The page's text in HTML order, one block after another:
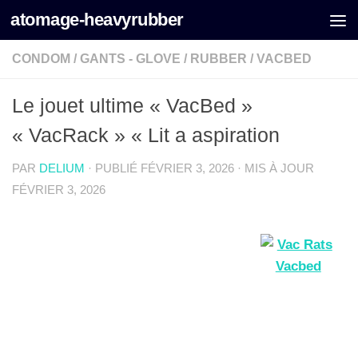
Skip to content
atomage-heavyrubber
CONDOM / GANTS - GLOVE / RUBBER / VACBED
Le jouet ultime « VacBed »
« VacRack » « Lit a aspiration
PAR DELIUM · PUBLIÉ FÉVRIER 3, 2026 · MIS À JOUR
FÉVRIER 3, 2026